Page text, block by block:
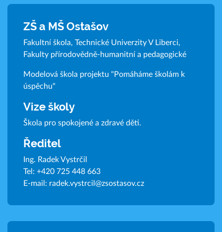
ZŠ a MŠ Ostašov
Fakultní škola, Technické Univerzity V Liberci,
Fakulty přírodovědně-humanitní a pedagogické
Modelová škola projektu "Pomáháme školám k
úspěchu"
Vize školy
Škola pro spokojené a zdravé děti.
Ředitel
Ing. Radek Vystrčil
Tel: +420 725 448 663
E-mail: radek.vystrcil@zsostasov.cz